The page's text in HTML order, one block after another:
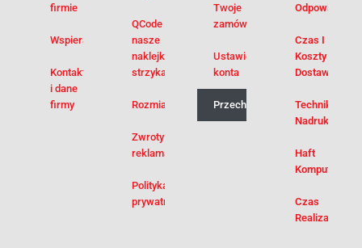
Odpowiedzi
Czas I
Koszty
Dostawy
Techniki
Nadruku
Haft
Komputerowy
Czas
Realizacji
Twoje
zamówienia
Ustawienia
konta
Przechowalnia
QCode –
nasze
naklejki na
strzykawki
Rozmiarówka
Zwroty i
reklamacje
Polityka
prywatności
firmie
Wspieramy
Kontakt
i dane
firmy